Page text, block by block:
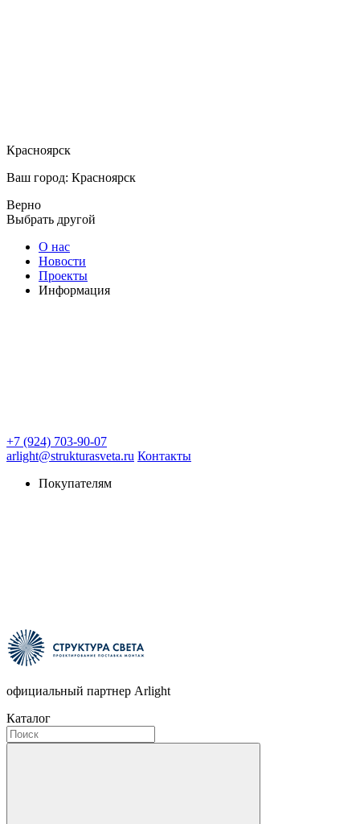
Красноярск
Ваш город: Красноярск
Верно
Выбрать другой
О нас
Новости
Проекты
Информация
+7 (924) 703-90-07
arlight@strukturasveta.ru Контакты
Покупателям
официальный партнер Arlight
Каталог